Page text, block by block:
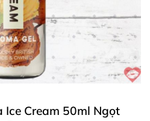
Ice Cream 50ml Ngọt